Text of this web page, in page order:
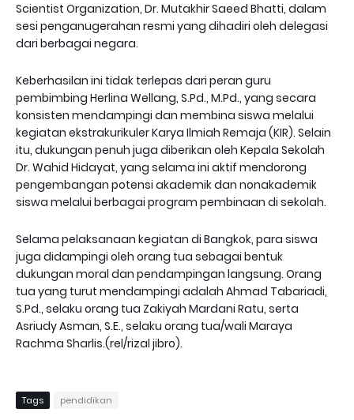
Scientist Organization, Dr. Mutakhir Saeed Bhatti, dalam
sesi penganugerahan resmi yang dihadiri oleh delegasi
dari berbagai negara.
Keberhasilan ini tidak terlepas dari peran guru
pembimbing Herlina Wellang, S.Pd., M.Pd., yang secara
konsisten mendampingi dan membina siswa melalui
kegiatan ekstrakurikuler Karya Ilmiah Remaja (KIR). Selain
itu, dukungan penuh juga diberikan oleh Kepala Sekolah
Dr. Wahid Hidayat, yang selama ini aktif mendorong
pengembangan potensi akademik dan nonakademik
siswa melalui berbagai program pembinaan di sekolah.
Selama pelaksanaan kegiatan di Bangkok, para siswa
juga didampingi oleh orang tua sebagai bentuk
dukungan moral dan pendampingan langsung. Orang
tua yang turut mendampingi adalah Ahmad Tabariadi,
S.Pd., selaku orang tua Zakiyah Mardani Ratu, serta
Asriudy Asman, S.E., selaku orang tua/wali Maraya
Rachma Sharlis.(rel/rizal jibro).
Tags pendidikan